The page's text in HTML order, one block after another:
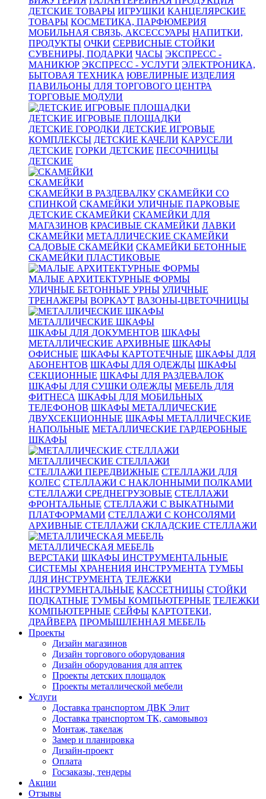
ДЕТСКИЕ ТОВАРЫ ИГРУШКИ КАНЦЕЛЯРСКИЕ
ТОВАРЫ КОСМЕТИКА, ПАРФЮМЕРИЯ
МОБИЛЬНАЯ СВЯЗЬ, АКСЕССУАРЫ НАПИТКИ,
ПРОДУКТЫ ОЧКИ СЕРВИСНЫЕ СТОЙКИ
СУВЕНИРЫ, ПОДАРКИ ЧАСЫ ЭКСПРЕСС -
МАНИКЮР ЭКСПРЕСС - УСЛУГИ ЭЛЕКТРОНИКА,
БЫТОВАЯ ТЕХНИКА ЮВЕЛИРНЫЕ ИЗДЕЛИЯ
ПАВИЛЬОНЫ ДЛЯ ТОРГОВОГО ЦЕНТРА
ТОРГОВЫЕ МОДУЛИ
ДЕТСКИЕ ИГРОВЫЕ ПЛОЩАДКИ
ДЕТСКИЕ ГОРОДКИ ДЕТСКИЕ ИГРОВЫЕ
КОМПЛЕКСЫ ДЕТСКИЕ КАЧЕЛИ КАРУСЕЛИ
ДЕТСКИЕ ГОРКИ ДЕТСКИЕ ПЕСОЧНИЦЫ
ДЕТСКИЕ
СКАМЕЙКИ
СКАМЕЙКИ В РАЗДЕВАЛКУ СКАМЕЙКИ СО
СПИНКОЙ СКАМЕЙКИ УЛИЧНЫЕ ПАРКОВЫЕ
ДЕТСКИЕ СКАМЕЙКИ СКАМЕЙКИ ДЛЯ
МАГАЗИНОВ КРАСИВЫЕ СКАМЕЙКИ ЛАВКИ
СКАМЕЙКИ МЕТАЛЛИЧЕСКИЕ СКАМЕЙКИ
САДОВЫЕ СКАМЕЙКИ СКАМЕЙКИ БЕТОННЫЕ
СКАМЕЙКИ ПЛАСТИКОВЫЕ
МАЛЫЕ АРХИТЕКТУРНЫЕ ФОРМЫ
УЛИЧНЫЕ БЕТОННЫЕ УРНЫ УЛИЧНЫЕ
ТРЕНАЖЕРЫ ВОРКАУТ ВАЗОНЫ-ЦВЕТОЧНИЦЫ
МЕТАЛЛИЧЕСКИЕ ШКАФЫ
ШКАФЫ ДЛЯ ДОКУМЕНТОВ ШКАФЫ
МЕТАЛЛИЧЕСКИЕ АРХИВНЫЕ ШКАФЫ
ОФИСНЫЕ ШКАФЫ КАРТОТЕЧНЫЕ ШКАФЫ ДЛЯ
АБОНЕНТОВ ШКАФЫ ДЛЯ ОДЕЖДЫ ШКАФЫ
СЕКЦИОННЫЕ ШКАФЫ ДЛЯ РАЗДЕВАЛОК
ШКАФЫ ДЛЯ СУШКИ ОДЕЖДЫ МЕБЕЛЬ ДЛЯ
ФИТНЕСА ШКАФЫ ДЛЯ МОБИЛЬНЫХ
ТЕЛЕФОНОВ ШКАФЫ МЕТАЛЛИЧЕСКИЕ
ДВУХСЕКЦИОННЫЕ ШКАФЫ МЕТАЛЛИЧЕСКИЕ
НАПОЛЬНЫЕ МЕТАЛЛИЧЕСКИЕ ГАРДЕРОБНЫЕ
ШКАФЫ
МЕТАЛЛИЧЕСКИЕ СТЕЛЛАЖИ
СТЕЛЛАЖИ ПЕРЕДВИЖНЫЕ СТЕЛЛАЖИ ДЛЯ
КОЛЕС СТЕЛЛАЖИ С НАКЛОННЫМИ ПОЛКАМИ
СТЕЛЛАЖИ СРЕДНЕГРУЗОВЫЕ СТЕЛЛАЖИ
ФРОНТАЛЬНЫЕ СТЕЛЛАЖИ С ВЫКАТНЫМИ
ПЛАТФОРМАМИ СТЕЛЛАЖИ С КОНСОЛЯМИ
АРХИВНЫЕ СТЕЛЛАЖИ СКЛАДСКИЕ СТЕЛЛАЖИ
МЕТАЛЛИЧЕСКАЯ МЕБЕЛЬ
ВЕРСТАКИ ШКАФЫ ИНСТРУМЕНТАЛЬНЫЕ
СИСТЕМЫ ХРАНЕНИЯ ИНСТРУМЕНТА ТУМБЫ
ДЛЯ ИНСТРУМЕНТА ТЕЛЕЖКИ
ИНСТРУМЕНТАЛЬНЫЕ КАССЕТНИЦЫ СТОЙКИ
ПОДКАТНЫЕ ТУМБЫ КОМПЬЮТЕРНЫЕ ТЕЛЕЖКИ
КОМПЬЮТЕРНЫЕ СЕЙФЫ КАРТОТЕКИ,
ДРАЙВЕРА ПРОМЫШЛЕННАЯ МЕБЕЛЬ
Проекты
Дизайн магазинов
Дизайн торгового оборудования
Дизайн оборудования для аптек
Проекты детских площадок
Проекты металлической мебели
Услуги
Доставка транспортом ДВК Элит
Доставка транспортом ТК, самовывоз
Монтаж, такелаж
Замер и планировка
Дизайн-проект
Оплата
Госзаказы, тендеры
Акции
Отзывы